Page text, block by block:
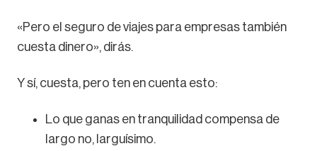
«Pero el seguro de viajes para empresas también
cuesta dinero», dirás.
Y sí, cuesta, pero ten en cuenta esto:
Lo que ganas en tranquilidad compensa de
largo no, larguísimo.